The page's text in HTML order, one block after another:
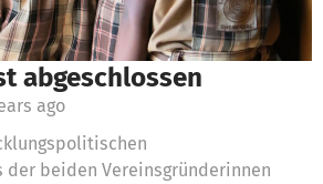
abgeschlossen
ago
beiden Vereinsgründerinnen